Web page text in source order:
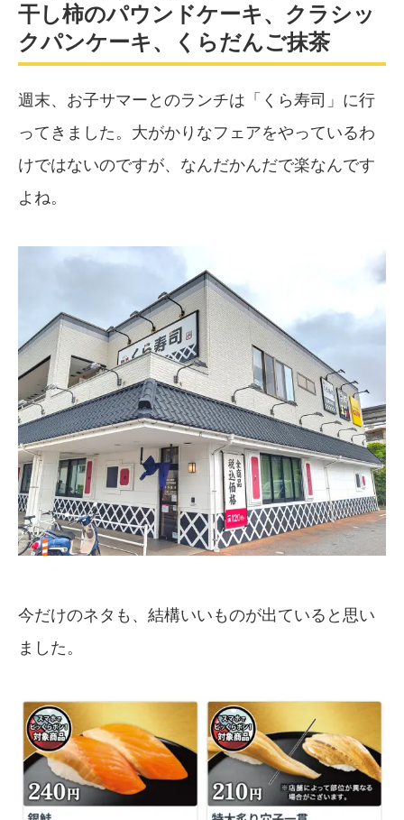
干し柿のパウンドケーキ、クラシッ
クパンケーキ、くらだんご抹茶
週末、お子サマーとのランチは「くら寿司」に行
ってきました。大がかりなフェアをやっているわ
けではないのですが、なんだかんだで楽なんです
よね。
今だけのネタも、結構いいものが出ていると思い
ました。